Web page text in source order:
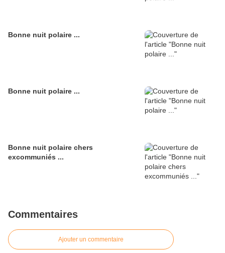
Bonne nuit polaire ...
Bonne nuit polaire ...
Bonne nuit polaire chers
excommuniés ...
Commentaires
Ajouter un commentaire